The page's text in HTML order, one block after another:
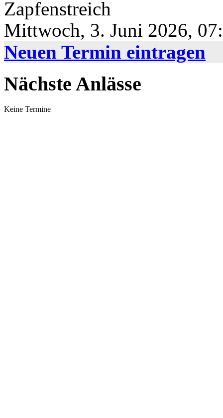
Zapfenstreich
Mittwoch, 3. Juni 2026,
Neuen Termin eintragen
Nächste Anlässe
Keine Termine